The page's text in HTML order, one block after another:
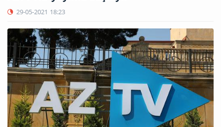
29-05-2021 18:23